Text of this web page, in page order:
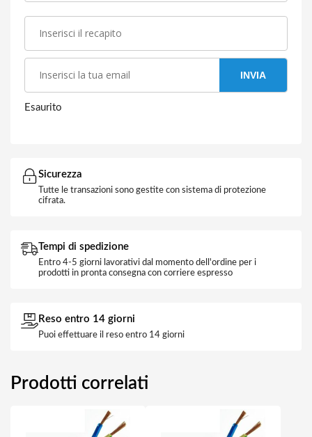
INVIA
Esaurito
Sicurezza
Tutte le transazioni sono gestite con sistema di protezione
cifrata.
Tempi di spedizione
Entro 4-5 giorni lavorativi dal momento dell'ordine per i
prodotti in pronta consegna con corriere espresso
Reso entro 14 giorni
Puoi effettuare il reso entro 14 giorni
Prodotti correlati